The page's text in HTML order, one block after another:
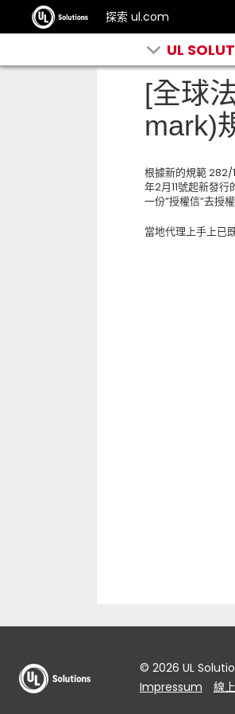
探索 ul.com
UL
[全球
mark)
根據新的規範
年2月11號起新發
一份”授權信”去授
當地代理上手上已
© 2026 UL
Impressum
線